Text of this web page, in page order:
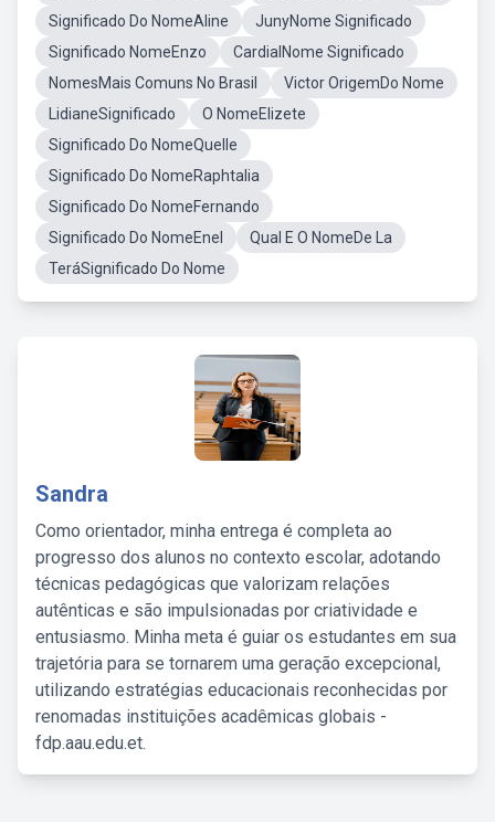
Significado Do NomeAline
JunyNome Significado
Significado NomeEnzo
CardialNome Significado
NomesMais Comuns No Brasil
Victor OrigemDo Nome
LidianeSignificado
O NomeElizete
Significado Do NomeQuelle
Significado Do NomeRaphtalia
Significado Do NomeFernando
Significado Do NomeEnel
Qual E O NomeDe La
TeráSignificado Do Nome
Sandra
Como orientador, minha entrega é completa ao
progresso dos alunos no contexto escolar, adotando
técnicas pedagógicas que valorizam relações
autênticas e são impulsionadas por criatividade e
entusiasmo. Minha meta é guiar os estudantes em sua
trajetória para se tornarem uma geração excepcional,
utilizando estratégias educacionais reconhecidas por
renomadas instituições acadêmicas globais -
fdp.aau.edu.et.